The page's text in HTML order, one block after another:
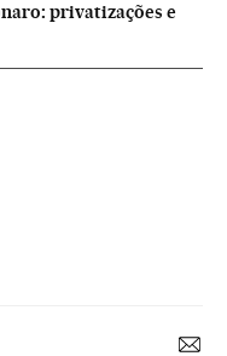
privatizações e